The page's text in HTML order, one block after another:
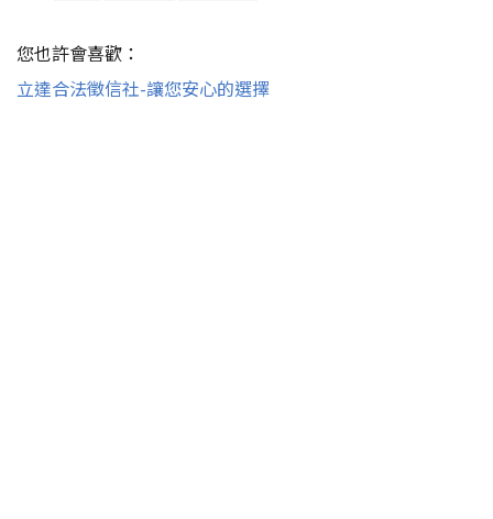
您也許會喜歡：
立達合法徵信社-讓您安心的選擇